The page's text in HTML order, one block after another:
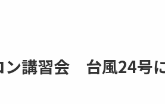
ン講習会 台風24号